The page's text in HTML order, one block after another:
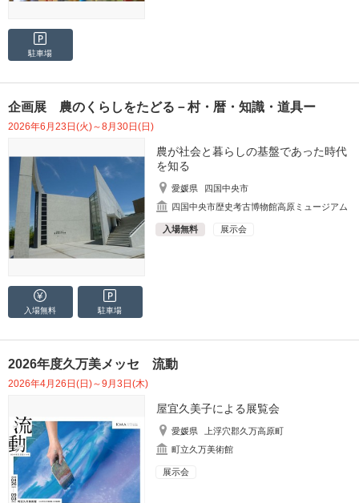
駐車場
企画展 農のくらしをたどる－村・暦・知識・道具ー
2026年6月23日(火)～8月30日(日)
農が社会と暮らしの基盤であった時代
を知る
愛媛県
四国中央市
四国中央市歴史考古博物館高原ミュージアム
入場無料 展示会
入場無料 駐車場
2026年度久万美メッセ 流動
2026年4月26日(日)～9月3日(木)
屋宜久美子による展覧会
愛媛県
上浮穴郡久万高原町
町立久万美術館
展示会